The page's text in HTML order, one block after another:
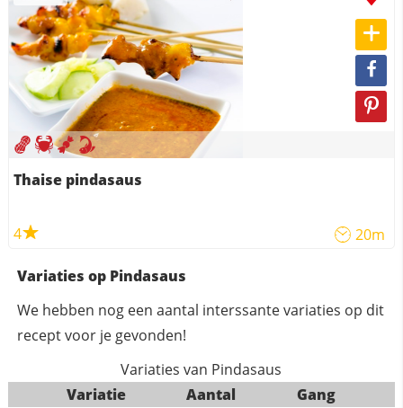
Thaise pindasaus
4 20m
Variaties op Pindasaus
We hebben nog een aantal interssante variaties op dit
recept voor je gevonden!
Variaties van Pindasaus
Variatie
Aantal
Gang